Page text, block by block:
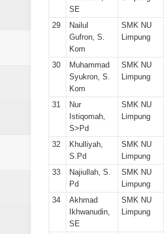
SE
29
Nailul
Gufron, S.
Kom
SMK NU
Limpung
30
Muhammad
Syukron, S.
Kom
SMK NU
Limpung
31
Nur
Istiqomah,
S>Pd
SMK NU
Limpung
32
Khulliyah,
S.Pd
SMK NU
Limpung
33
Najiullah, S.
Pd
SMK NU
Limpung
34
Akhmad
Ikhwanudin,
SE
SMK NU
Limpung